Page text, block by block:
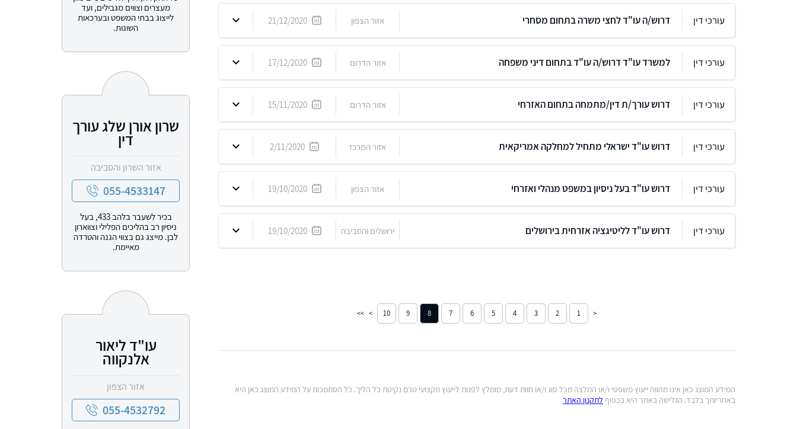
עורכי דין דרוש/ה עו"ד לחצי משרה בתחום מסחרי אזור הצפון 21/12/2020
עורכי דין למשרד עו"ד דרוש/ה עו"ד בתחום דיני משפחה אזור הדרום 17/12/2020
עורכי דין דרוש עורך/ת דין/מתמחה בתחום האזרחי אזור הדרום 15/11/2020
עורכי דין דרוש עו"ד ישראלי מתחיל למחלקה אמריקאית אזור המרכז 2/11/2020
עורכי דין דרוש עו"ד בעל ניסיון במשפט מנהלי ואזרחי אזור הצפון 19/10/2020
עורכי דין דרוש עו"ד לליטיגציה אזרחית בירושלים ירושלים והסביבה 19/10/2020
1
2
3
4
5
6
7
8
9
10
המידע המוצג כאן אינו מהווה ייעוץ משפטי ו/או המלצה מכל סוג ו/או חוות דעת, מומלץ לפנות לייעוץ מקצועי טרם נקיטת כל הליך. כל הסתמכות על המידע המוצג כאן היא
באחריותך בלבד. הגלישה באתר היא בכפוף לתקנון האתר
מעצרים וצווים מגבילים, ועד
לייצוג בבתי המשפט ובערכאות
השונות.
שרון אורן שלג עורך
דין
אזור השרון והסביבה
055-4533147
בכיר לשעבר בלהב 433, בעל
ניסיון רב בהליכים הפלילי וצווארון
לבן. מייצג גם בצווי הגנה והטרדה
מאיימת.
עו"ד ליאור
אלנקווה
אזור הצפון
055-4532792